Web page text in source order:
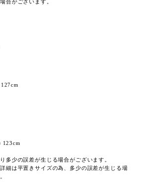
合がございます。
123cm
多少の誤差が生じる場合がございます。
細は平置きサイズの為、多少の誤差が生じる場